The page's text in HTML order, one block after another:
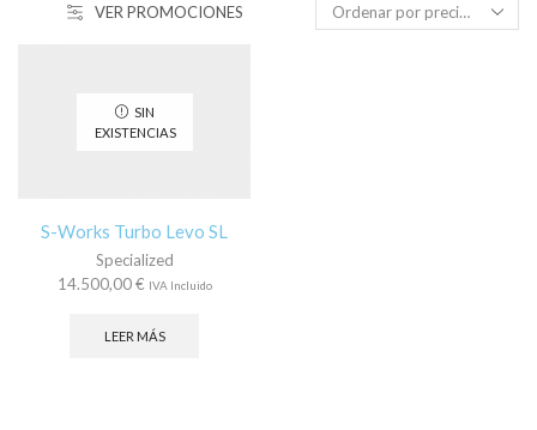
VER PROMOCIONES
SIN
EXISTENCIAS
S-Works Turbo Levo SL
Specialized
14.500,00€ IVA Incluido
LEER MÁS